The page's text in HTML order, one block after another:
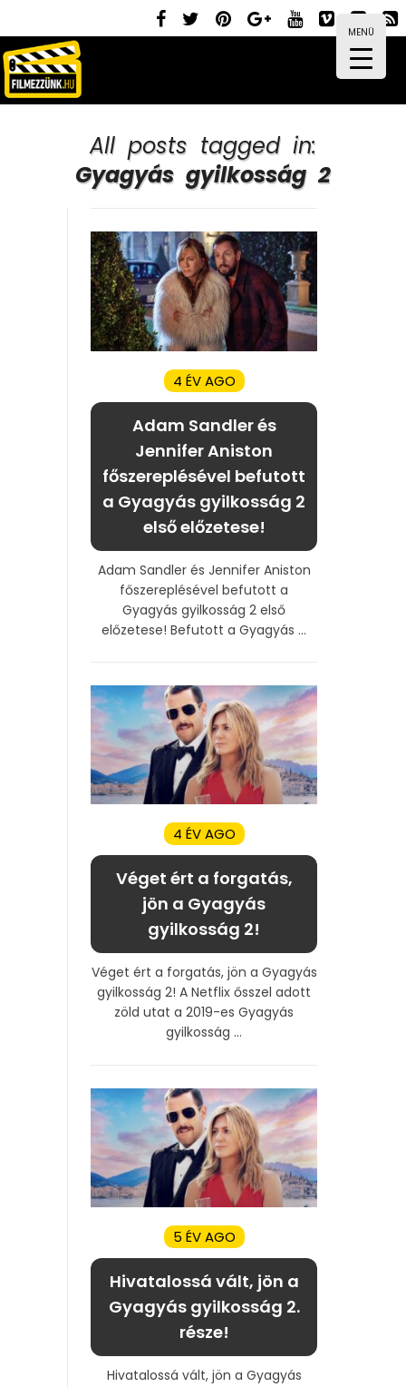
MENÜ
All posts tagged in:
Gyagyás gyilkosság 2
4 ÉV AGO
Adam Sandler és
Jennifer Aniston
főszereplésével befutott
a Gyagyás gyilkosság 2
első előzetese!
Adam Sandler és Jennifer Aniston
főszereplésével befutott a
Gyagyás gyilkosság 2 első
előzetese! Befutott a Gyagyás ...
4 ÉV AGO
Véget ért a forgatás,
jön a Gyagyás
gyilkosság 2!
Véget ért a forgatás, jön a Gyagyás
gyilkosság 2! A Netflix ősszel adott
zöld utat a 2019-es Gyagyás
gyilkosság ...
5 ÉV AGO
Hivatalossá vált, jön a
Gyagyás gyilkosság 2.
része!
Hivatalossá vált, jön a Gyagyás